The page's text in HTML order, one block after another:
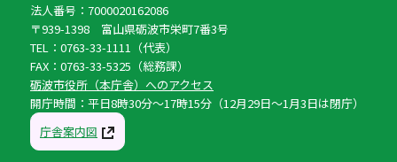
法人番号：7000020162086
〒939-1398 富山県砺波市栄町7番3号
TEL：0763-33-1111（代表）
FAX：0763-33-5325（総務課）
砺波市役所（本庁舎）へのアクセス
開庁時間：平日8時30分〜17時15分（12月29日〜1月3日は閉庁）
庁舎案内図